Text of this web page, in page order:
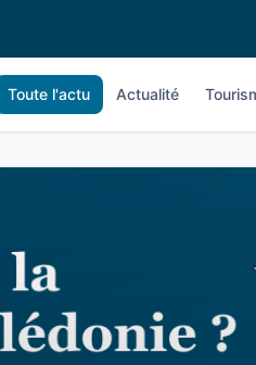
Toute l'actu Actualité